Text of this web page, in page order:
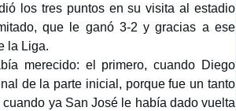
los tres puntos en su visita al estadio
que le ganó 3-2 y gracias a ese
la Liga.
merecido: el primero, cuando Diego
de la parte inicial, porque fue un tanto
ya San José le había dado vuelta